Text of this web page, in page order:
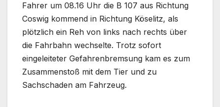
Fahrer um 08.16 Uhr die B 107 aus Richtung
Coswig kommend in Richtung Köselitz, als
plötzlich ein Reh von links nach rechts über
die Fahrbahn wechselte. Trotz sofort
eingeleiteter Gefahrenbremsung kam es zum
Zusammenstoß mit dem Tier und zu
Sachschaden am Fahrzeug.